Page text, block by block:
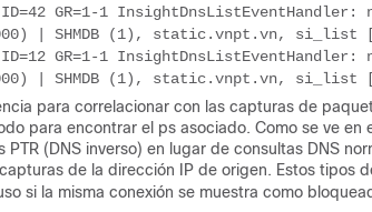
ID=42 GR=1-1
| SHMDB (1), static.vnpt.vn, si_list
ID=12 GR=1-1
| SHMDB (1), static.vnpt.vn, si_list
para correlacionar con las capturas de
para encontrar el ps asociado. Como se ve
(DNS inverso) en lugar de consultas DNS
de la dirección IP de origen. Estos tipos
si la misma conexión se muestra como